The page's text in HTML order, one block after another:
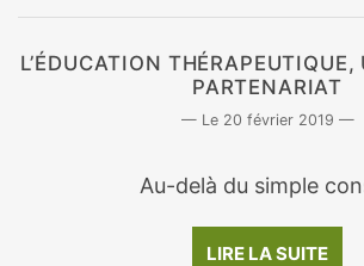
L’ÉDUCATION
PARTENARIAT
20 février 2019
Au-delà du simple
LIRE LA SUITE